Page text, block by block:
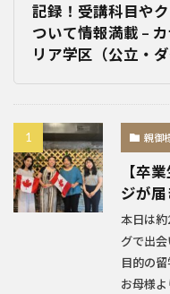
記録！受講科目や
ついて情報満載 –
リア学区（公立・ダ
親御
【卒
ジが
本日は
グで出
目的の
お母様